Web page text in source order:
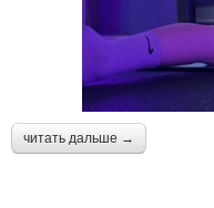
читать дальше →